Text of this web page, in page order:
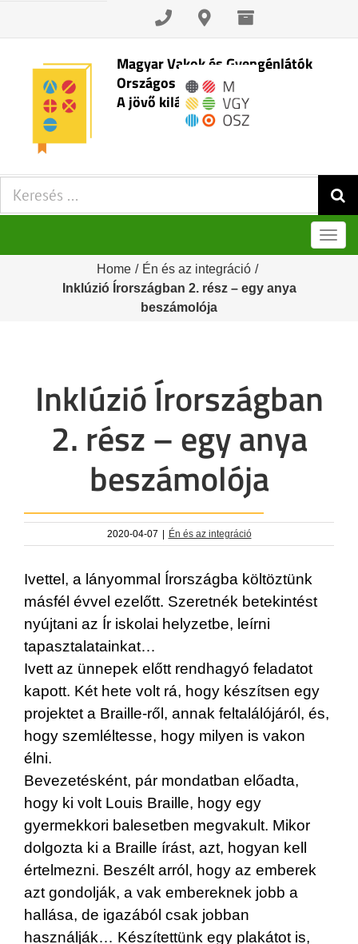
Skip
content
Magyar Vakok és Gyengénlátók
Országos Szövetsége
A jövő kilátásai
Keresés:
Home / Én és az integráció /
Inklúzió Írországban 2. rész – egy anya
beszámolója
Inklúzió Írországban
2. rész – egy anya
beszámolója
2020-04-07 | Én és az integráció
Ivettel, a lányommal Írországba költöztünk
másfél évvel ezelőtt. Szeretnék betekintést
nyújtani az Ír iskolai helyzetbe, leírni
tapasztalatainkat…
Ivett az ünnepek előtt rendhagyó feladatot
kapott. Két hete volt rá, hogy készítsen egy
projektet a Braille-ről, annak feltalálójáról, és,
hogy szemléltesse, hogy milyen is vakon
élni.
Bevezetésként, pár mondatban előadta,
hogy ki volt Louis Braille, hogy egy
gyermekkori balesetben megvakult. Mikor
dolgozta ki a Braille írást, azt, hogyan kell
értelmezni. Beszélt arról, hogy az emberek
azt gondolják, a vak embereknek jobb a
hallása, de igazából csak jobban
használják… Készítettünk egy plakátot is,